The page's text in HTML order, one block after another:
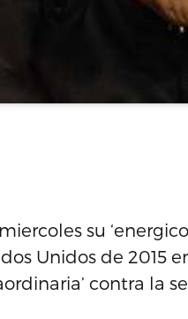
su
Unidos de 2015
contra la